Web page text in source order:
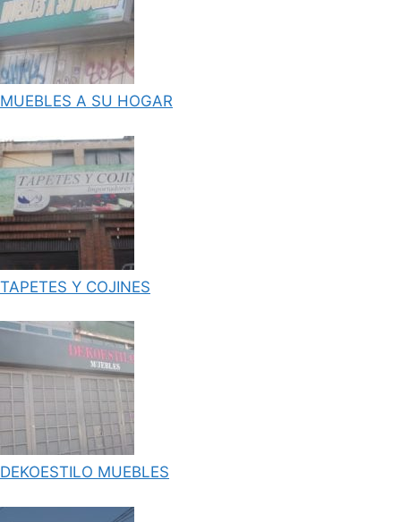
MUEBLES A SU HOGAR
TAPETES Y COJINES
DEKOESTILO MUEBLES